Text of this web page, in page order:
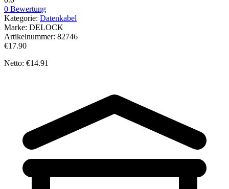
0 Bewertung
Kategorie: Datenkabel
Marke: DELOCK
Artikelnummer: 82746
€17.90
Netto: €14.91